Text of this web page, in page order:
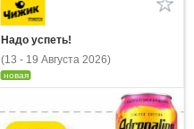
Надо успеть!
(13 - 19 Августа 2026)
новая